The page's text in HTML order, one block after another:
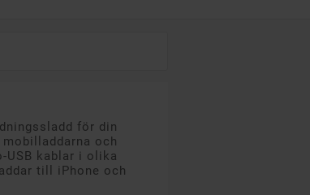
för din
och
USB kablar i olika
till iPhone och